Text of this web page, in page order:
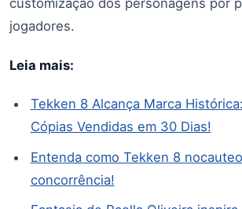
jogadores.
Leia mais:
Tekken 8 Alcança Marca
Cópias Vendidas em 30 Dias!
Entenda como Tekken 8
concorrência!